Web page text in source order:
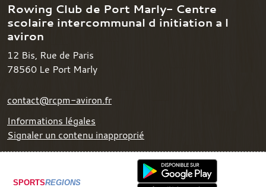
Rowing Club de Port Marly- Centre
scolaire intercommunal d initiation a l
aviron
12 Bis, Rue de Paris
78560 Le Port Marly
contact@rcpm-aviron.fr
Informations légales
Signaler un contenu inapproprié
SPORTSREGIONS